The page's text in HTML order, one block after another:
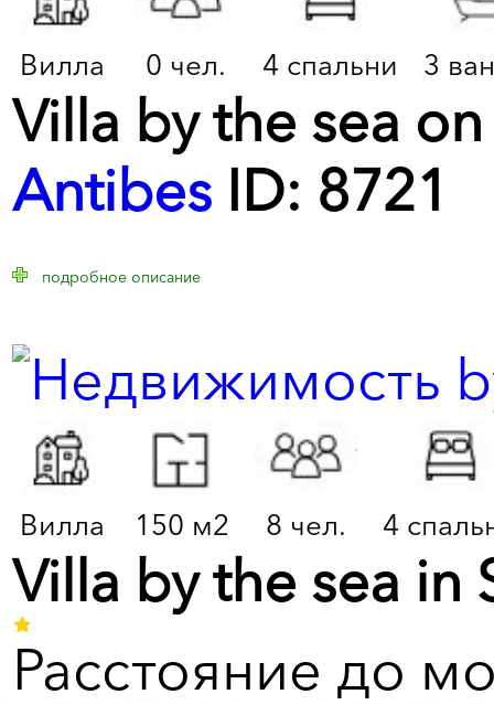
Вилла 0 чел. 4 спальни 3
Villa by the sea
Antibes ID: 8721
подробное описание
Вилла 150 м2 8 чел. 4
Villa by the sea in
Расстояние до